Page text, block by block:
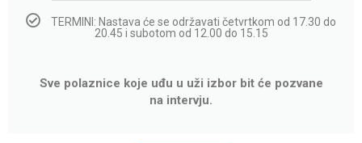
TERMINI: Nastava će se održavati četvrtkom od 17.30 do
20.45 i subotom od 12.00 do 15.15
Sve polaznice koje uđu u uži izbor bit će pozvane
na intervju.